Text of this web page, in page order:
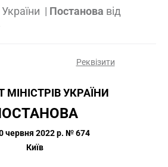
| Постанова від
Реквізити
МІНІСТРІВ УКРАЇНИ
червня 2022 р. № 674
Київ